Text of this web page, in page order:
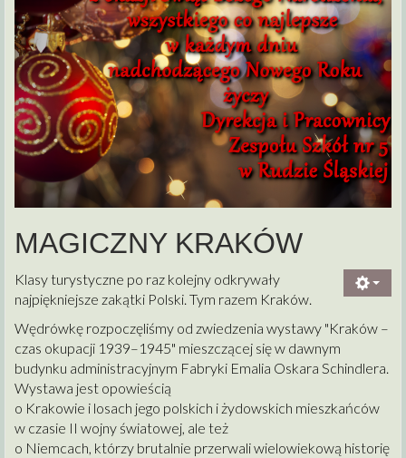
MAGICZNY KRAKÓW
Klasy turystyczne po raz kolejny odkrywały
najpiękniejsze zakątki Polski. Tym razem Kraków.
Wędrówkę rozpoczęliśmy od zwiedzenia wystawy "Kraków –
czas okupacji 1939–1945" mieszczącej się w dawnym
budynku administracyjnym Fabryki Emalia Oskara Schindlera.
Wystawa jest opowieścią
o Krakowie i losach jego polskich i żydowskich mieszkańców
w czasie II wojny światowej, ale też
o Niemcach, którzy brutalnie przerwali wielowiekową historię